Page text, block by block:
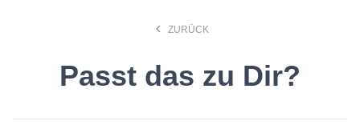
Finde den Job, der Dir
keyboard_arrow_left ZURÜCK
Passt das zu Dir?